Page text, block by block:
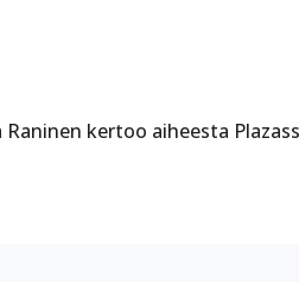
kertoo aiheesta